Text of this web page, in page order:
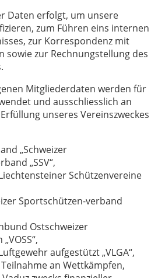
Daten erfolgt, um unsere
zum Führen eins internen
zur Korrespondenz mit
sowie zur Rechnungstellung des
Mitgliederdaten werden für
und ausschliesslich an
unseres Vereinszweckes
„Schweizer
„SSV“,
Schützenvereine
Sportschützen-verband
Ostschweizer
aufgestützt „VLGA“,
an Wettkämpfen,